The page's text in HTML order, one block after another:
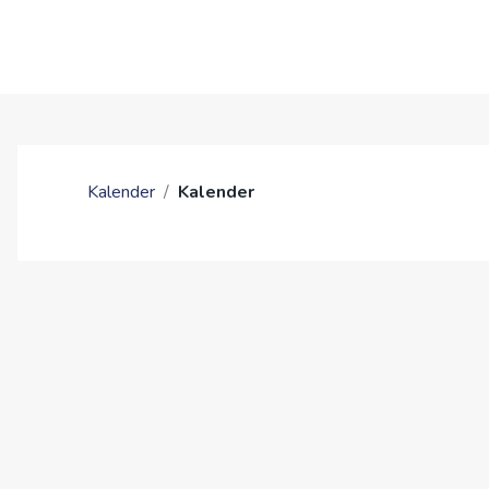
Kalender / Kalender